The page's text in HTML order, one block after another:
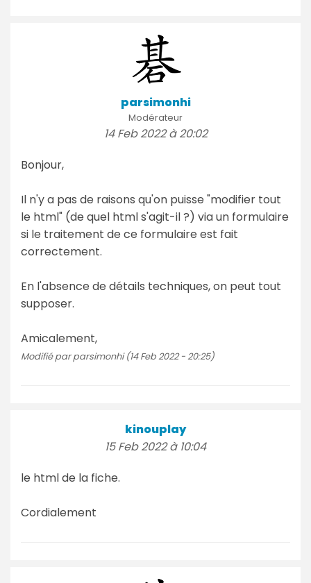
parsimonhi
Modérateur
14 Feb 2022 à 20:02
Bonjour,
Il n'y a pas de raisons qu'on puisse "modifier tout
le html" (de quel html s'agit-il ?) via un formulaire
si le traitement de ce formulaire est fait
correctement.
En l'absence de détails techniques, on peut tout
supposer.
Amicalement,
Modifié par parsimonhi (14 Feb 2022 - 20:25)
kinouplay
15 Feb 2022 à 10:04
le html de la fiche.
Cordialement